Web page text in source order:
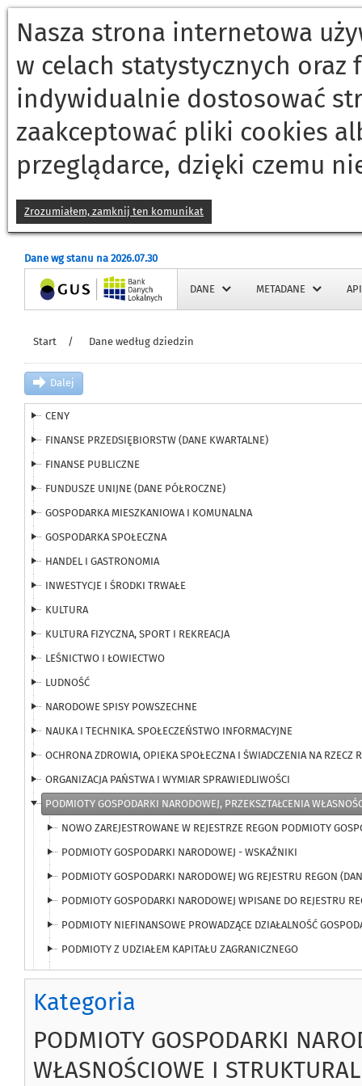
Nasza strona internetowa
w celach statystycznych
indywidualnie dostosować
zaakceptować pliki cookies
przeglądarce, dzięki czemu
Zrozumiałem, zamknij ten komunikat
Dane wg stanu na 2026.07.30
Strona główna DANE METADANE API
Start / Dane według dziedzin
Dalej
CENY
FINANSE PRZEDSIĘBIORSTW (DANE KWARTALNE)
FINANSE PUBLICZNE
FUNDUSZE UNIJNE (DANE PÓŁROCZNE)
GOSPODARKA MIESZKANIOWA I KOMUNALNA
GOSPODARKA SPOŁECZNA
HANDEL I GASTRONOMIA
INWESTYCJE I ŚRODKI TRWAŁE
KULTURA
KULTURA FIZYCZNA, SPORT I REKREACJA
LEŚNICTWO I ŁOWIECTWO
LUDNOŚĆ
NARODOWE SPISY POWSZECHNE
NAUKA I TECHNIKA. SPOŁECZEŃSTWO INFORMACYJNE
OCHRONA ZDROWIA, OPIEKA SPOŁECZNA I ŚWIADCZENIA NA RZECZ
ORGANIZACJA PAŃSTWA I WYMIAR SPRAWIEDLIWOŚCI
PODMIOTY GOSPODARKI NARODOWEJ, PRZEKSZTAŁCENIA
NOWO ZAREJESTROWANE W REJESTRZE REGON PODMIOTY
PODMIOTY GOSPODARKI NARODOWEJ - WSKAŹNIKI
PODMIOTY GOSPODARKI NARODOWEJ WG REJESTRU REGON
PODMIOTY GOSPODARKI NARODOWEJ WPISANE DO REJESTRU
PODMIOTY NIEFINANSOWE PROWADZĄCE DZIAŁALNOŚĆ
PODMIOTY Z UDZIAŁEM KAPITAŁU ZAGRANICZNEGO
STRUKTURALNA STATYSTYKA PRZEDSIĘBIORSTW
WYREJESTROWANE Z REJESTRU REGON PODMIOTY GOSPODARKI
PODZIAŁ TERYTORIALNY
POWSZECHNE SPISY ROLNE
Kategoria
PODMIOTY GOSPODARKI
WŁASNOŚCIOWE I